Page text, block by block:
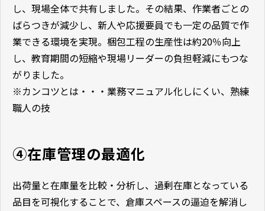
し、現場全体で共有しました。その結果、作業者ごとの
ばらつきが減少し、新人や応援要員でも一定の品質で作
業できる環境を実現。梱包工程の生産性は約20％向上
し、教育期間の短縮や現場リーダーの負担軽減にもつな
がりました。
※カンコツとは・・・業務マニュアル化しにくい、熟練
職人の技
④在庫管理の最適化
出荷量と在庫量を比較・分析し、過剰在庫となっている
品目を可視化することで、倉庫スペースの逼迫を解消し